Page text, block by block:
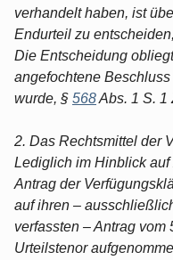
verhandelt haben, ist
Endurteil zu
Die Entscheidung
angefochtene
wurde, § 568Abs. 1 S. 1
2. Das Rechtsmittel der
Lediglich im Hinblick auf
Antrag der
auf ihren –
verfassten – Antrag
Urteilstenor